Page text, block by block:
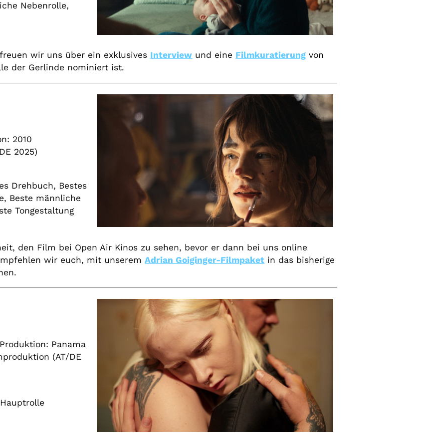
Nebenrolle,
wir uns über ein exklusives Interview und eine Filmkuratierung von
der Gerlinde nominiert ist.
2010
2025)
Drehbuch, Bestes
Beste männliche
Tongestaltung
den Film bei Open Air Kinos zu sehen, bevor er dann bei uns online
wir euch, mit unseremAdrian Goiginger-Filmpaket in das bisherige
Panama
(AT/DE